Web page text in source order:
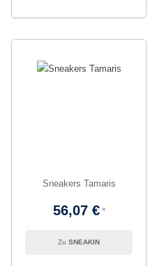
Sneakers Tamaris
56,07 €
SNEAKIN